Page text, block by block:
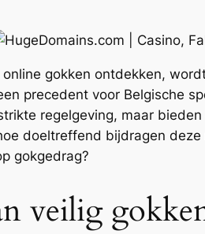
gokken ontdekken,
precedent voor Belgische
regelgeving, maar
doeltreffend bijdragen
gokgedrag?
veilig